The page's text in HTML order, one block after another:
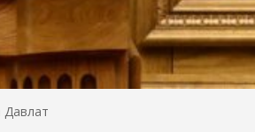
Давлат